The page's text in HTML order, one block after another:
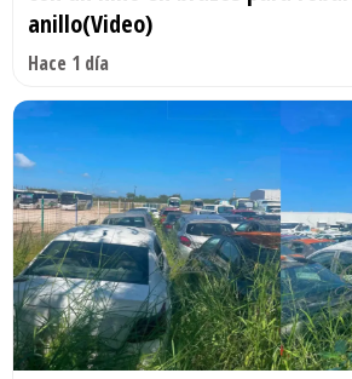
anillo(Video)
Hace 1 día